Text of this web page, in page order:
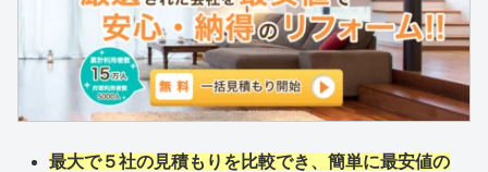
最大で５社の見積もりを比較でき、簡単に最安値の